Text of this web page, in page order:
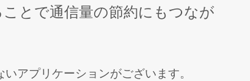
とで通信量の節約にもつなが
アプリケーションがございます。